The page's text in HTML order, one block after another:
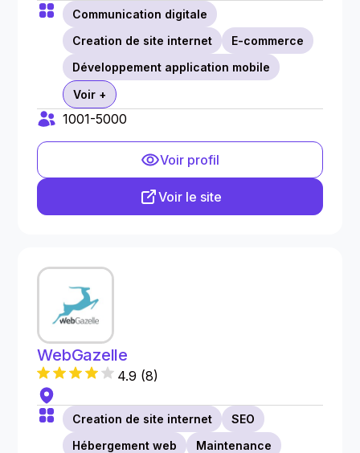
Communication digitale
Creation de site internet
E-commerce
Développement application mobile
Voir +
1001-5000
Voir profil
Voir le site
WebGazelle
4.9 (8)
Creation de site internet
SEO
Hébergement web
Maintenance